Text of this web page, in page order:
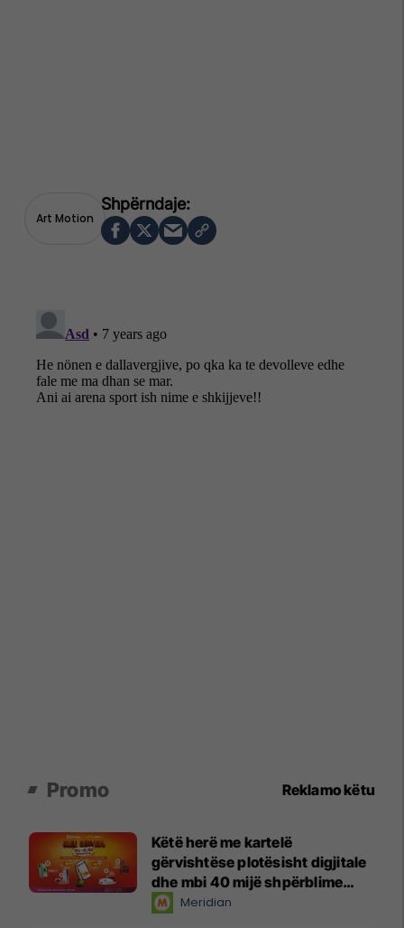
Art Motion
Promo Reklamo këtu
Këtë herë me kartelë
gërvishtëse plotësisht digjitale
dhe mbi 40 mijë shpërblime
instant!Meridian